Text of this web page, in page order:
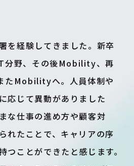
を経験してきました。新卒
分野、その後Mobility、再
たMobilityへ。人員体制や
応じて異動がありました
な仕事の進め方や顧客対
れたことで、キャリアの序
つことができたと感じます。